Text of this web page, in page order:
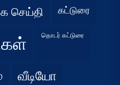
செய்தி கட்டுரை
தொடர் கட்டுரை
வீடியோ